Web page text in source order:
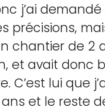
j’ai
précisions,
chantier de 2
et avait donc
C’est lui que
et le reste